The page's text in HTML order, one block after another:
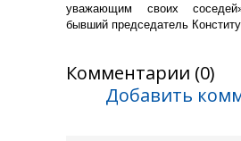
уважающим своих
бывший председатель
Комментарии (0)
Добавить